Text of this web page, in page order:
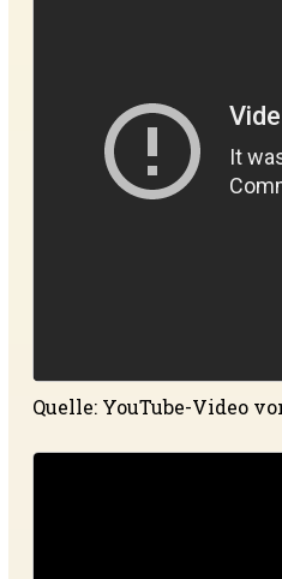
Quelle: YouTube-Video